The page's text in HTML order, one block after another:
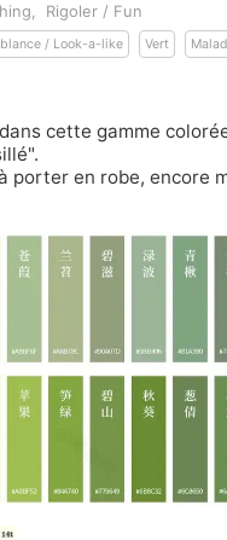
Rigoler / Fun
/ Look-a-like Vert
cette gamme
porter en robe, encore